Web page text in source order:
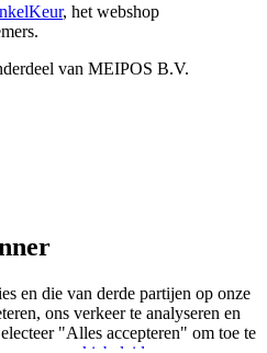
, het webshop
van MEIPOS B.V.
en die van derde partijen op onze
ons verkeer te analyseren en
"Alles accepteren" om toe te